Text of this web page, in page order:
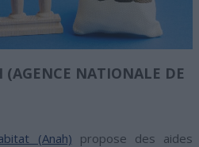
(AGENCE NATIONALE DE
(Anah) propose des aides